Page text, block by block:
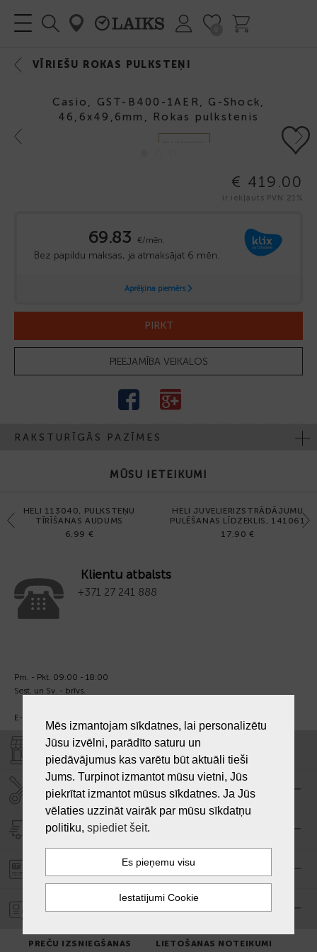
VĪRIEŠU ROKAS PULKSTEŅI
Casio, GST-B400-1AER, G-Shock,
46,6x49,6mm, Rokas pulkstenis
Previous
BLUETOOTH
Next
€ 419.00
ir iekļauts PVN 21%
PIRKT
PIEEJAMĪBA VEIKALOS
RAKSTURĪGĀS PAZĪMES
MŪSU IETEIKUMI
Previous
HELI 113040, PULKSTEŅU
TĪRĪŠANAS AUDUMS
6.99 €
HELI JUVELIERIZSTRĀDĀJUMU
PULĒŠANAS LĪDZEKLIS, 141061
17.90 €
Next
Klientu atbalsts
+371 27 241 888
Pm. - Pkt. 09:00 - 18:00
Sest. un Sv. - brīvs.
E-pasts:
VEIKALI "LAIKS"
SERVISA CENTRS "LAIKS"
PIEGĀDE
PASŪTĪJUMA APMAKSA
GARANTIJA
PREČU IZSNIEGŠANAS
LIETOŠANAS NOTEIKUMI
Mēs izmantojam sīkdatnes, lai personalizētu
Jūsu izvēlni, parādīto saturu un
piedāvājumus kas varētu būt aktuāli tieši
Jums. Turpinot izmantot mūsu vietni, Jūs
piekrītat izmantot mūsus sīkdatnes. Ja Jūs
vēlaties uzzināt vairāk par mūsu sīkdatņu
politiku, spiediet šeit.